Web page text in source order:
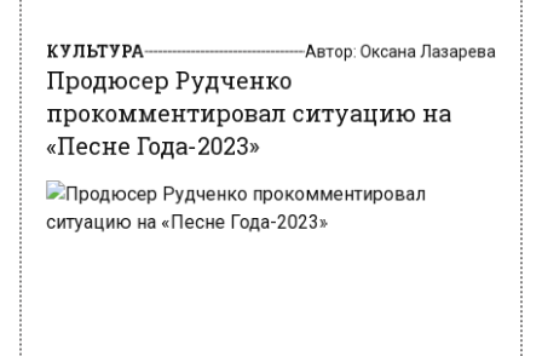
прокомментировал ситуацию на
«Песне Года-2023»